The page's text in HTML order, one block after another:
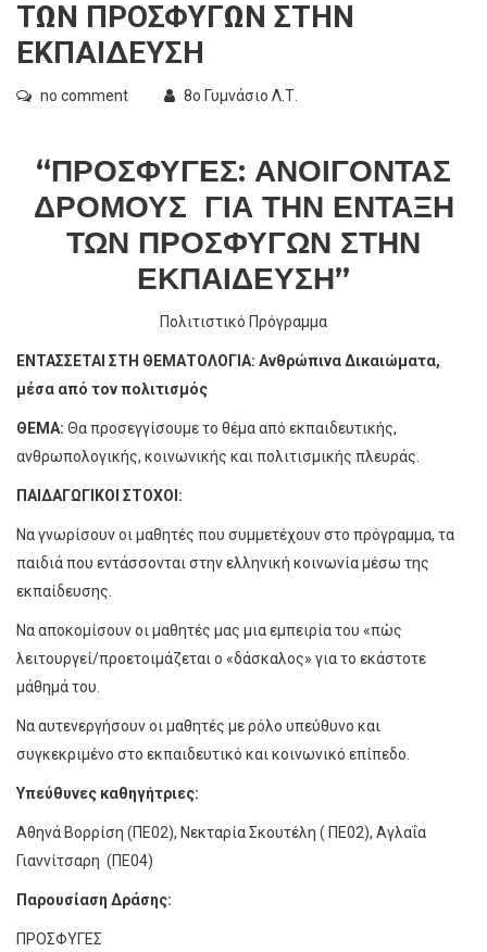
ΤΩΝ ΠΡΟΣΦΥΓΩΝ ΣΤΗΝ
ΕΚΠΑΙΔΕΥΣΗ
no comment 8ο Γυμνάσιο Λ.Τ.
“ΠΡΌΣΦΥΓΕΣ: ΑΝΟΊΓΟΝΤΑΣ
ΔΡΌΜΟΥΣ ΓΙΑ ΤΗΝ ΈΝΤΑΞΗ
ΤΩΝ ΠΡΟΣΦΎΓΩΝ ΣΤΗΝ
ΕΚΠΑΊΔΕΥΣΗ”
Πολιτιστικό Πρόγραμμα
ΕΝΤΑΣΣΕΤΑΙ ΣΤΗ ΘΕΜΑΤΟΛΟΓΙΑ: Ανθρώπινα Δικαιώματα,
μέσα από τον πολιτισμός
ΘΕΜΑ: Θα προσεγγίσουμε το θέμα από εκπαιδευτικής,
ανθρωπολογικής, κοινωνικής και πολιτισμικής πλευράς.
ΠΑΙΔΑΓΩΓΙΚΟΙ ΣΤΟΧΟΙ:
Να γνωρίσουν οι μαθητές που συμμετέχουν στο πρόγραμμα, τα
παιδιά που εντάσσονται στην ελληνική κοινωνία μέσω της
εκπαίδευσης.
Να αποκομίσουν οι μαθητές μας μια εμπειρία του «πώς
λειτουργεί/προετοιμάζεται ο «δάσκαλος» για το εκάστοτε
μάθημά του.
Να αυτενεργήσουν οι μαθητές με ρόλο υπεύθυνο και
συγκεκριμένο στο εκπαιδευτικό και κοινωνικό επίπεδο.
Υπεύθυνες καθηγήτριες:
Αθηνά Βορρίση (ΠΕ02), Νεκταρία Σκουτέλη ( ΠΕ02), Αγλαΐα
Γιαννίτσαρη (ΠΕ04)
Παρουσίαση Δράσης:
ΠΡΟΣΦΥΓΕΣ